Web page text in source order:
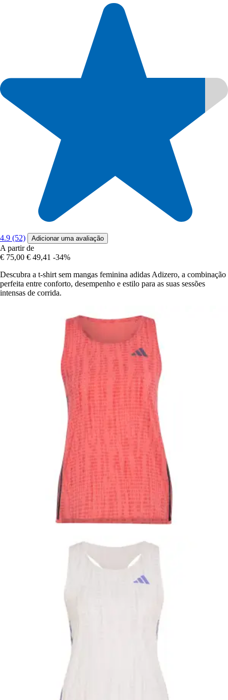
4.9 (52) Adicionar uma avaliação
A partir de
€ 75,00 € 49,41 -34%
Descubra a t-shirt sem mangas feminina adidas Adizero, a combinação
perfeita entre conforto, desempenho e estilo para as suas sessões
intensas de corrida.